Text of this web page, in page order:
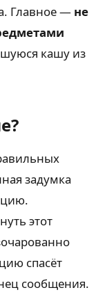
Главное — не
кашу из
задумка
этот
спасёт
сообщения.